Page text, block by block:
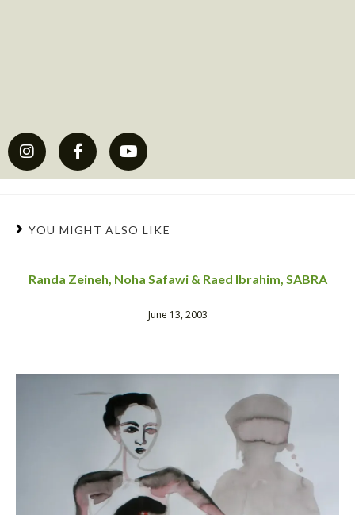
YOU MIGHT ALSO LIKE
Randa Zeineh, Noha Safawi & Raed Ibrahim, SABRA
June 13, 2003